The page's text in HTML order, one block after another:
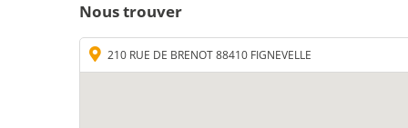
Nous trouver
210 RUE DE BRENOT 88410 FIGNEVELLE